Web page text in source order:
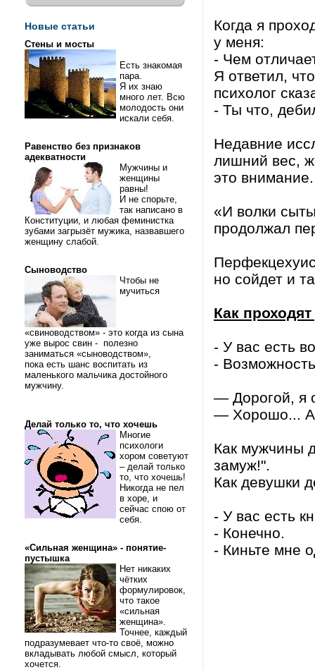
Новые статьи
Стены и мосты
Есть знакомая
пара.
Я их знаю
много лет. Всю
молодость они
искали себя.
Равенство без признаков
адекватности
Мужчины и
женщины
равны!
И не спорьте,
так написано в
Конституции, и любая феминистка
зубами загрызёт мужика, назвавшего
женщину слабой.
Сыноводство
Чтобы не
мучиться
«свиноводством» - это когда из сына
уже вырос свин - полезно
заниматься «сыноводством»,
пока есть шанс воспитать из
маленького мальчика достойного
мужчину.
Делай только то, что хочешь
Многие
психологи
хором советуют
– делай только
то, что хочешь!
Никогда не пел
в хоре, и
сейчас спою от
себя.
«Сильная женщина» - понятие-
пустышка
Нет никаких
чётких
формулировок,
что такое
«сильная
женщина».
Точнее, каждый
подразумевает что-то своё, можно
вкладывать любой смысл, который
хочется.
Когда я
у меня:
- Чем
Я ответил,
психолог
- Ты что,
Недавние
лишний вес,
это внимание.
«И волки
продолжал
но сойдет и
Как
- У вас есть
-
— Дорогой, я
— Хорошо... А
Как мужчины
замуж!".
Как девушки
- У вас есть
- Конечно.
- Киньте мне